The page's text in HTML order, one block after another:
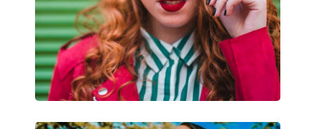
Kód:
0MK2209U